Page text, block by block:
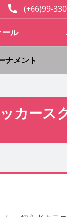
(+66)99-
ール
ナメント
カース